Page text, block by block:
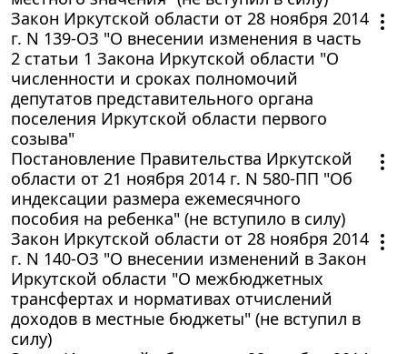
Закон Иркутской области от 28 ноября 2014
г. N 139-ОЗ "О внесении изменения в часть
2 статьи 1 Закона Иркутской области "О
численности и сроках полномочий
депутатов представительного органа
поселения Иркутской области первого
созыва"
Постановление Правительства Иркутской
области от 21 ноября 2014 г. N 580-ПП "Об
индексации размера ежемесячного
пособия на ребенка" (не вступило в силу)
Закон Иркутской области от 28 ноября 2014
г. N 140-ОЗ "О внесении изменений в Закон
Иркутской области "О межбюджетных
трансфертах и нормативах отчислений
доходов в местные бюджеты" (не вступил в
силу)